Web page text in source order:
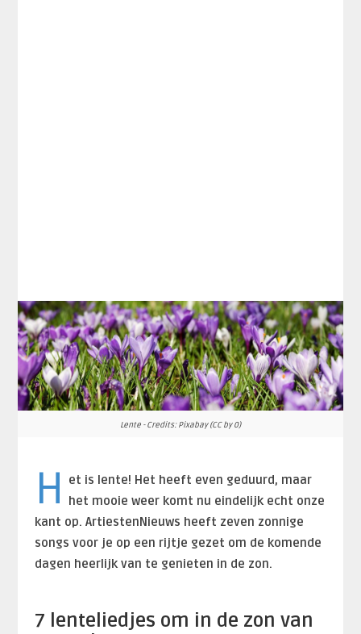
Lente - Credits: Pixabay (CC by 0)
H
et is lente! Het heeft even geduurd, maar
het mooie weer komt nu eindelijk echt onze
kant op. ArtiestenNieuws heeft zeven zonnige
songs voor je op een rijtje gezet om de komende
dagen heerlijk van te genieten in de zon.
7 lenteliedjes om in de zon van